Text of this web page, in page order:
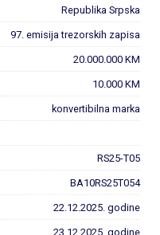
Republika Srpska
97. emisija trezorskih zapisa
20.000.000 KM
10.000 KM
konvertibilna marka
RS25-T05
BA10RS25T054
22.12.2025. godine
23.12.2025. godine